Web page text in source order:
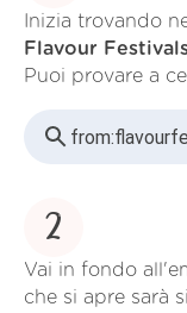
Inizia trovando
Flavour
Puoi provare a
from:
2
Vai in fondo
che si apre sarà